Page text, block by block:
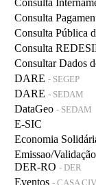
Consulta
Consulta
Consulta Pública
Consulta
Consultar Dados
DARE - SEGEP
DARE - SEDAM
DataGeo - SEDAM
E-SIC
Economia
Emissao/
DER-RO - DER
Eventos - CASA